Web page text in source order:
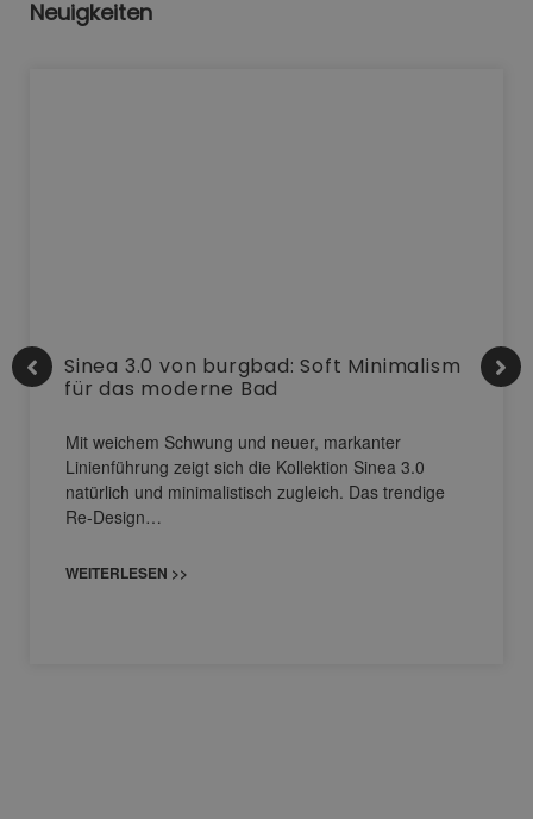
Neuigkeiten
Sinea 3.0 von burgbad: Soft Minimalism
für das moderne Bad
Mit weichem Schwung und neuer, markanter
Linienführung zeigt sich die Kollektion Sinea 3.0
natürlich und minimalistisch zugleich. Das trendige
Re-Design…
WEITERLESEN >>